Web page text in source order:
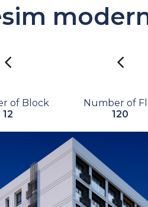
of Block
12
Number of
120